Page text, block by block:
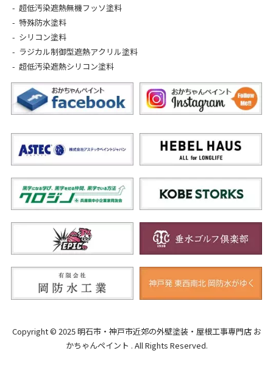
超低汚染遮熱無機フッソ塗料
特殊防水塗料
シリコン塗料
ラジカル制御型遮熱アクリル塗料
超低汚染遮熱シリコン塗料
Copyright © 2025 明石市・神戸市近郊の外壁塗装・屋根工事専門店 お
かちゃんペイント . All Rights Reserved.